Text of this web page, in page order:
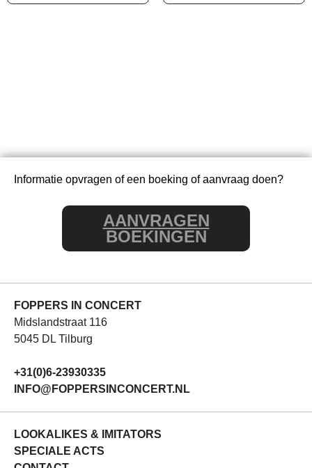
Informatie opvragen of een boeking of aanvraag doen?
AANVRAGEN
BOEKINGEN
FOPPERS IN CONCERT
Midslandstraat 116
5045 DL Tilburg
+31(0)6-23930335
INFO@FOPPERSINCONCERT.NL
LOOKALIKES & IMITATORS
SPECIALE ACTS